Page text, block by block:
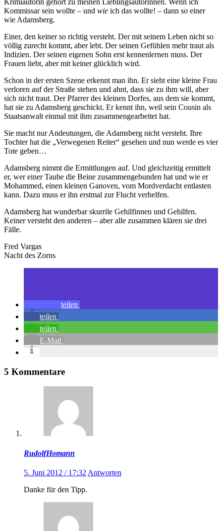
Kommissar sein wollte – und wie ich das wollte! – dann so einer
wie Adamsberg.
Einer, den keiner so richtig versteht. Der mit seinem Leben nicht so
völlig zurecht kommt, aber lebt. Der seinen Gefühlen mehr traut als
Indizien. Der seinen eigenen Sohn erst kennenlernen muss. Der
Frauen liebt, aber mit keiner glücklich wird.
Schon in der ersten Szene erkennt man ihn. Er sieht eine kleine Frau
verloren auf der Straße stehen und ahnt, dass sie zu ihm will, aber
sich nicht traut. Der Pfarrer des kleinen Dorfes, aus dem sie kommt,
hat sie zu Adamsberg geschickt. Er kennt ihn, weil sein Cousin als
Staatsanwalt einmal mit ihm zusammengearbeitet hat.
Sie macht nur Andeutungen, die Adamsberg nicht versteht. Ihre
Tochter hat die „Verwegenen Reiter“ gesehen und nun werde es vier
Tote geben…
Adamsberg nimmt die Ermittlungen auf. Und gleichzeitig ermittelt
er, wer einer Taube die Beine zusammengebunden hat und wie er
Mohammed, einen kleinen Ganoven, vom Mordverdacht entlasten
kann. Dazu muss er ihn erstmal zur Flucht verhelfen.
Adamsberg hat wunderbar skurrile Gehilfinnen und Gehilfen.
Keiner versteht den anderen – aber alle zusammen klären sie drei
Fälle.
Fred Vargas
Nacht des Zorns
teilen
teilen
teilen
E-Mail
5 Kommentare
RudolfHomann
5. Juni 2012 / 17:32 Antworten
Danke für den Tipp.